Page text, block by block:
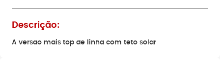
Descrição:
A versao mais top de linha com teto solar